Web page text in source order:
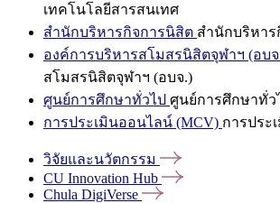
เทคโนโลยีสารสนเทศ
สำนักบริหารกิจการนิสิต สำนักบริหา
องค์การบริหารสโมสรนิสิตจุฬาฯ (อบ
สโมสรนิสิตจุฬาฯ (อบจ.)
ศูนย์การศึกษาทั่วไป ศูนย์การศึกษาทั่ว
การประเมินออนไลน์ (MCV) การประ
วิจัยและนวัตกรรม
CU Innovation Hub
Chula DigiVerse